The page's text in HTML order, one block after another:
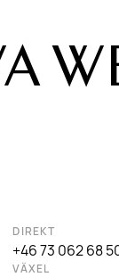
DIREKT
+46 73 062 68
VÄXEL